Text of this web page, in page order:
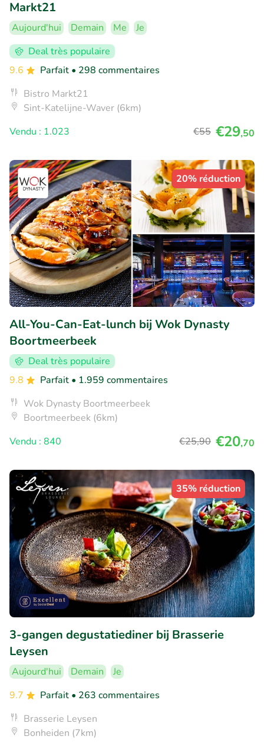
Markt21
Aujourd'hui Demain Me
Je
Deal très populaire
9.6
Parfait • 298 commentaires
Bistro Markt21
Sint-Katelijne-Waver (6km)
Vendu : 1.023
€55 €29,50
20% réduction
All-You-Can-Eat-lunch bij Wok Dynasty
Boortmeerbeek
Deal très populaire
9.8
Parfait • 1.959 commentaires
Wok Dynasty Boortmeerbeek
Boortmeerbeek (6km)
Vendu : 840
€25,90 €20,70
35% réduction
3-gangen degustatiediner bij Brasserie
Leysen
Aujourd'hui Demain
Je
9.7
Parfait • 263 commentaires
Brasserie Leysen
Bonheiden (7km)